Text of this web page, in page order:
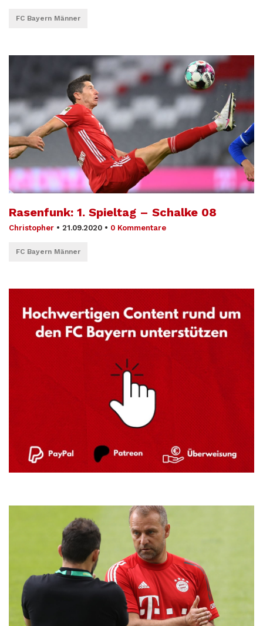
FC Bayern Männer
Rasenfunk: 1. Spieltag – Schalke 08
Christopher • 21.09.2020 • 0 Kommentare
FC Bayern Männer